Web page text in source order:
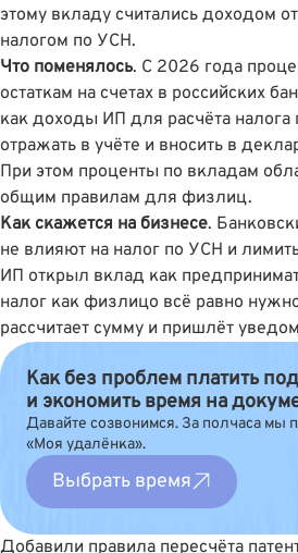
этому вкладу считались доходом
налогом по УСН.
Что поменялось. С 2026 года
остаткам на счетах в российских
как доходы ИП для расчёта
отражать в учёте и вносить в
При этом проценты по вкладам
общим правилам для физлиц.
Как скажется на бизнесе.
не влияют на налог по УСН и
ИП открыл вклад как
налог как физлицо всё равно
рассчитает сумму и пришлёт
Как без проблем платить
и экономить время на
Давайте созвонимся. За полчаса мы
«Моя удалёнка».
Выбрать время
Добавили правила пересчёта